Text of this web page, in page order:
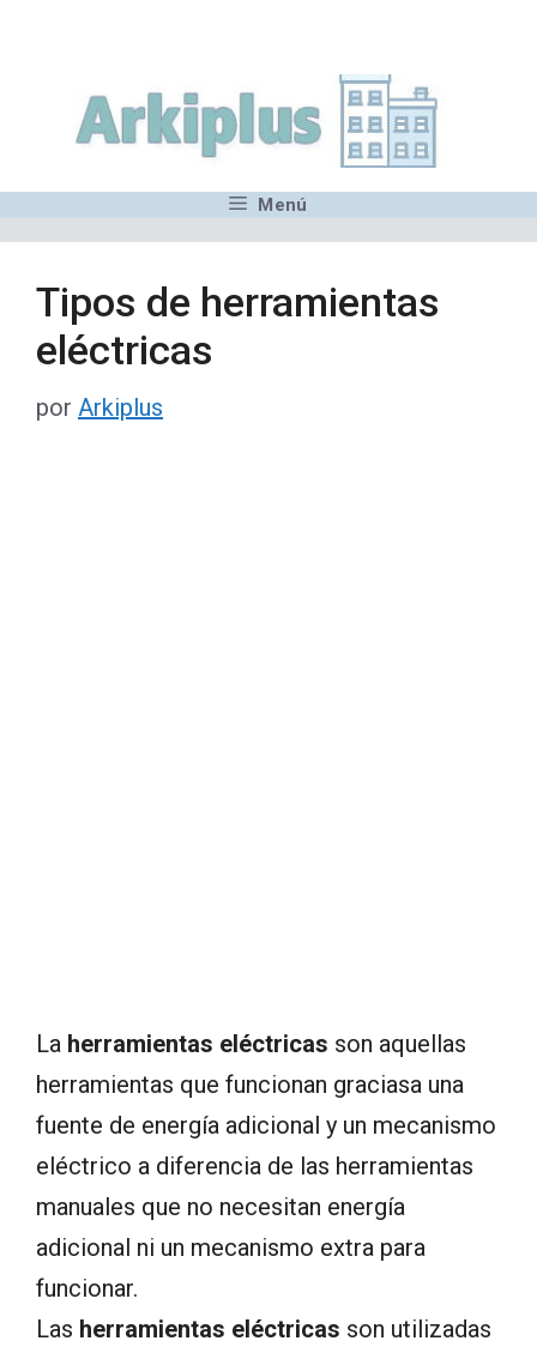
contenido
Menú
Tipos de herramientas
eléctricas
por Arkiplus
La herramientas eléctricas son aquellas
herramientas que funcionan graciasa una
fuente de energía adicional y un mecanismo
eléctrico a diferencia de las herramientas
manuales que no necesitan energía
adicional ni un mecanismo extra para
funcionar.
Las herramientas eléctricas son utilizadas